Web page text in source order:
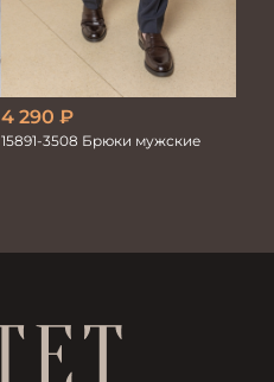
4 290 ₽
15891-3508 Брюки мужские